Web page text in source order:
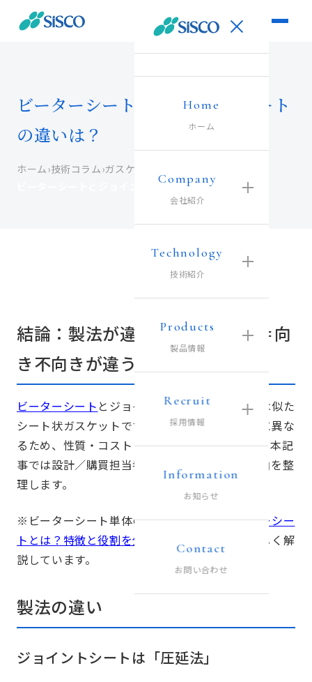
Home
ホーム
Company
会社紹介
Technology
技術紹介
Products
製品情報
Recruit
採用情報
Information
お知らせ
Contact
お問い合わせ
ビーターシートとジョイントシート
の違いは？
ホーム›技術コラム›ガスケット材コラム
ビーターシートとジョイントシートの違いは？
結論：製法が違う＝物性が違う＝向
き不向きが違う
ビーターシート とジョイントシートは、見た目は似た
シート状ガスケットですが、製造方法が根本的に異な
るため、性質・コスト・適用領域が変わります。本記
事では設計／購買担当者の視点で、選定の判断軸を整
理します。
※ビーターシート単体の特徴・役割は「ビーターシー
トとは？特徴と役割を分かりやすく説明
」で詳しく解
説しています。
製法の違い
ジョイントシートは「圧延法」